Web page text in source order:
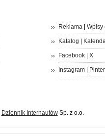
Reklama| Wpisy
Katalog |
Facebook| X
Instagram|
Dziennik InternautówSp. z o.o.